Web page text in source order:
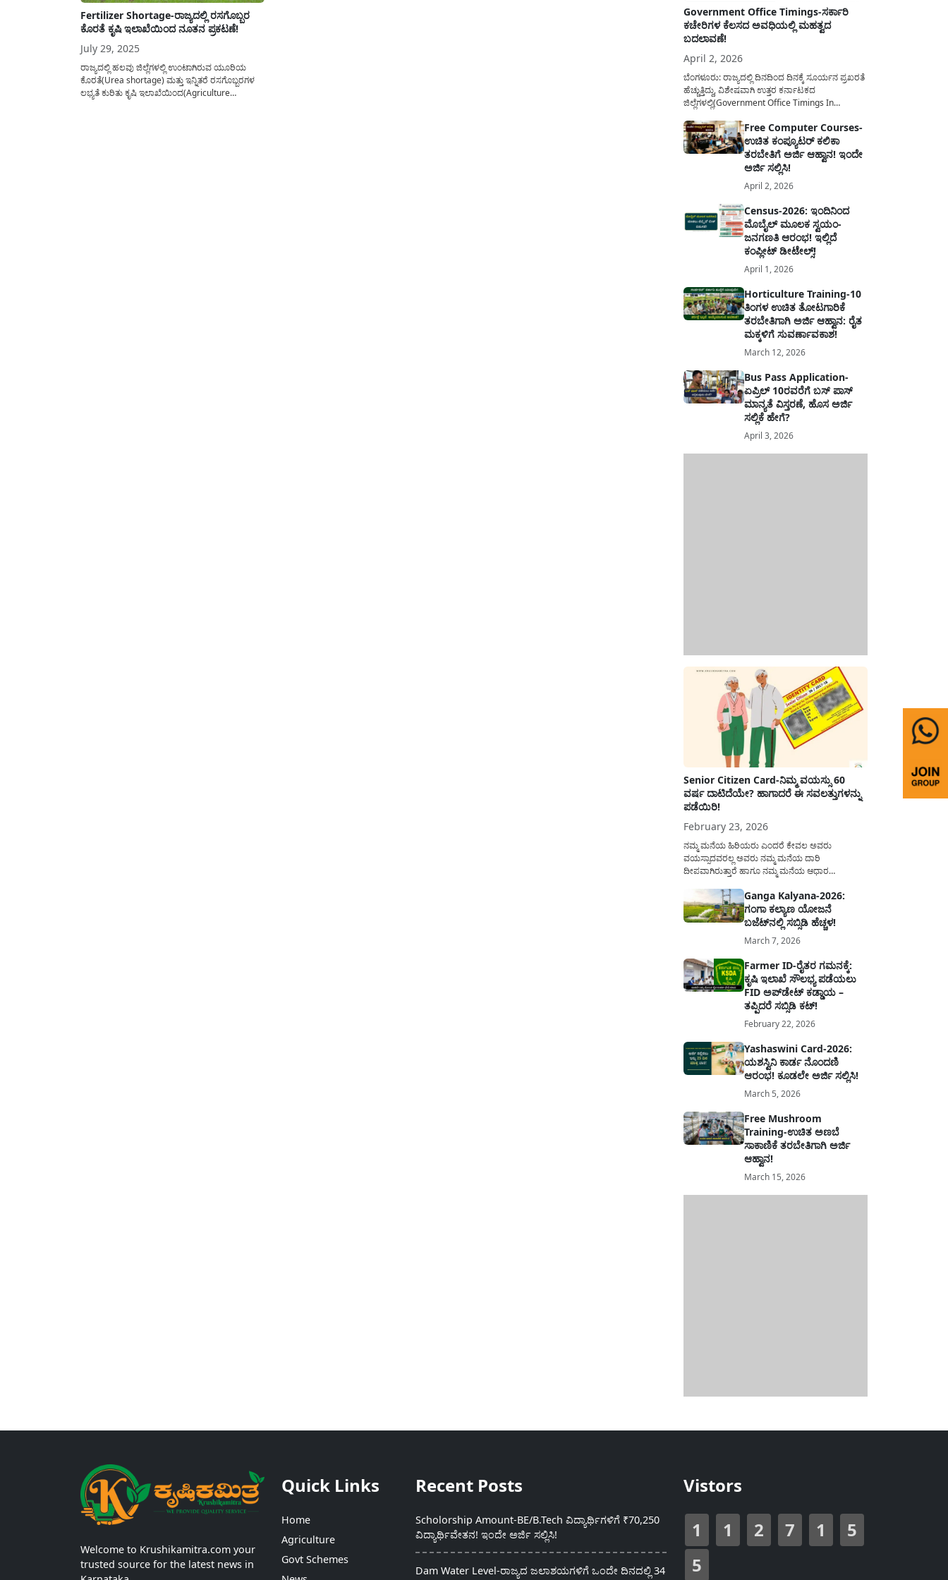
Fertilizer Shortage-ರಾಜ್ಯದಲ್ಲಿ ರಸಗೊಬ್ಬರ
ಕೊರತೆ ಕೃಷಿ ಇಲಾಖೆಯಿಂದ ನೂತನ ಪ್ರಕಟಣೆ!
July 29, 2025
ರಾಜ್ಯದಲ್ಲಿ ಹಲವು ಜಿಲ್ಲೆಗಳಲ್ಲಿ ಉಂಟಾಗಿರುವ ಯೂರಿಯ
ಕೊರತೆ(Urea shortage) ಮತ್ತು ಇನ್ನಿತರೆ ರಸಗೊಬ್ಬರಗಳ
ಲಭ್ಯತೆ ಕುರಿತು ಕೃಷಿ ಇಲಾಖೆಯಿಂದ(Agriculture
Government Office Timings-ಸರ್ಕಾರಿ
ಕಚೇರಿಗಳ ಕೆಲಸದ ಅವಧಿಯಲ್ಲಿ ಮಹತ್ವದ
ಬದಲಾವಣೆ!
April 2, 2026
ಬೆಂಗಳೂರು: ರಾಜ್ಯದಲ್ಲಿ ದಿನದಿಂದ ದಿನಕ್ಕೆ ಸೂರ್ಯನ ಪ್ರಖರತೆ
ಹೆಚ್ಚುತ್ತಿದ್ದು, ವಿಶೇಷವಾಗಿ ಉತ್ತರ ಕರ್ನಾಟಕದ
ಜಿಲ್ಲೆಗಳಲ್ಲಿ(Government Office Timings In
ಹಿನ್ನೆಲೆಯಲ್ಲಿ ಸರ್ಕಾರಿ ನೌಕರರ ಹಿತದೃಷ್ಟಿಯಿಂದ ಹಾಗೂ
ಸಾರ್ವಜನಿಕರ ಅನುಕೂಲಕ್ಕಾಗಿ ಕರ್ನಾಟಕ ಸರ್ಕಾರವು
ಮಹತ್ವದ ನಿರ್ಧಾರವೊಂದನ್ನು ಕೈಗೊಂಡಿದೆ. ಕಿತ್ತೂರು ಕರ್ನಾಟಕ
ಮತ್ತು ಕಲ್ಯಾಣ ಕರ್ನಾಟಕದ ಒಟ್ಟು 9 ಜಿಲ್ಲೆಗಳಲ್ಲಿ ಏಪ್ರಿಲ್...
Free Computer Courses-
ಉಚಿತ ಕಂಪ್ಯೂಟರ್ ಕಲಿಕಾ
ತರಬೇತಿಗೆ ಅರ್ಜಿ ಆಹ್ವಾನ! ಇಂದೇ
ಅರ್ಜಿ ಸಲ್ಲಿಸಿ!
April 2, 2026
Census-2026: ಇಂದಿನಿಂದ
ಮೊಬೈಲ್ ಮೂಲಕ ಸ್ವಯಂ-
ಜನಗಣತಿ ಆರಂಭ! ಇಲ್ಲಿದೆ
ಕಂಪ್ಲೀಟ್ ಡೀಟೇಲ್ಸ್!
April 1, 2026
Horticulture Training-10
ತಿಂಗಳ ಉಚಿತ ತೋಟಗಾರಿಕೆ
ತರಬೇತಿಗಾಗಿ ಅರ್ಜಿ ಆಹ್ವಾನ: ರೈತ
ಮಕ್ಕಳಿಗೆ ಸುವರ್ಣಾವಕಾಶ!
March 12, 2026
Bus Pass Application-
ಏಪ್ರಿಲ್ 10ರವರೆಗೆ ಬಸ್ ಪಾಸ್
ಮಾನ್ಯತೆ ವಿಸ್ತರಣೆ, ಹೊಸ ಅರ್ಜಿ
ಸಲ್ಲಿಕೆ ಹೇಗೆ?
April 3, 2026
Senior Citizen Card-ನಿಮ್ಮ ವಯಸ್ಸು 60
ವರ್ಷ ದಾಟಿದೆಯೇ? ಹಾಗಾದರೆ ಈ ಸವಲತ್ತುಗಳನ್ನು
ಪಡೆಯಿರಿ!
February 23, 2026
ನಮ್ಮ ಮನೆಯ ಹಿರಿಯರು ಎಂದರೆ ಕೇವಲ ಅವರು
ವಯಸ್ಸಾದವರಲ್ಲ ಅವರು ನಮ್ಮ ಮನೆಯ ದಾರಿ
ದೀಪವಾಗಿರುತ್ತಾರೆ ಹಾಗೂ ನಮ್ಮ ಮನೆಯ ಆಧಾರ
ಸಮಾಜಕ್ಕಾಗಿ ದುಡಿತಿರುತ್ತಾರೆ ಹಾಗೆಯೇ ಅವರು ತಮ್ಮ 60
ವರ್ಷಗಳ ನಂತರದ ಜೀವನವನ್ನು ನೆಮ್ಮದಿಯಿಂದ
ಕಳೆಯಬೇಕೆಂಬುದು ಪ್ರತಿಯೊಬ್ಬರ ಕನಸಾಗಿರುತ್ತದೆ ಆದ್ದರಿಂದ
ಸರ್ಕಾರವು ಹಿರಿಯ ನಾಗರಿಕರ ಗುರುತಿನ ಚೀಟಿ...
Ganga Kalyana-2026:
ಗಂಗಾ ಕಲ್ಯಾಣ ಯೋಜನೆ
ಬಜೆಟ್‌ನಲ್ಲಿ ಸಬ್ಸಿಡಿ ಹೆಚ್ಚಳ!
March 7, 2026
Farmer ID-ರೈತರ ಗಮನಕ್ಕೆ:
ಕೃಷಿ ಇಲಾಖೆ ಸೌಲಭ್ಯ ಪಡೆಯಲು
FID ಅಪ್‌ಡೇಟ್ ಕಡ್ಡಾಯ –
ತಪ್ಪಿದರೆ ಸಬ್ಸಿಡಿ ಕಟ್!
February 22, 2026
Yashaswini Card-2026:
ಯಶಸ್ವಿನಿ ಕಾರ್ಡ ನೊಂದಣಿ
ಆರಂಭ! ಕೂಡಲೇ ಅರ್ಜಿ ಸಲ್ಲಿಸಿ!
March 5, 2026
Free Mushroom
Training-ಉಚಿತ ಅಣಬೆ
ಸಾಕಾಣಿಕೆ ತರಬೇತಿಗಾಗಿ ಅರ್ಜಿ
ಆಹ್ವಾನ!
March 15, 2026
Welcome to Krushikamitra.com your
trusted source for the latest news in
Quick Links
Home
Agriculture
Govt Schemes
Recent Posts
Scholorship Amount-BE/B.Tech ವಿದ್ಯಾರ್ಥಿಗಳಿಗೆ ₹70,250
ವಿದ್ಯಾರ್ಥಿವೇತನ! ಇಂದೇ ಅರ್ಜಿ ಸಲ್ಲಿಸಿ!
Dam Water Level-ರಾಜ್ಯದ ಜಲಾಶಯಗಳಿಗೆ ಒಂದೇ ದಿನದಲ್ಲಿ 34
Vistors
1
1 2 7 1
5
5